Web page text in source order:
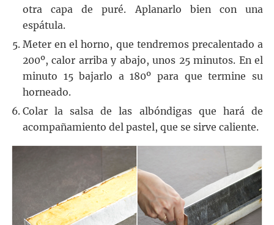
otra capa de puré. Aplanarlo bien con una
espátula.
Meter en el horno, que tendremos precalentado a
200º, calor arriba y abajo, unos 25 minutos. En el
minuto 15 bajarlo a 180º para que termine su
horneado.
Colar la salsa de las albóndigas que hará de
acompañamiento del pastel, que se sirve caliente.